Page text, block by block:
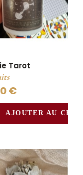
Tarot
€
AJOUTER AU